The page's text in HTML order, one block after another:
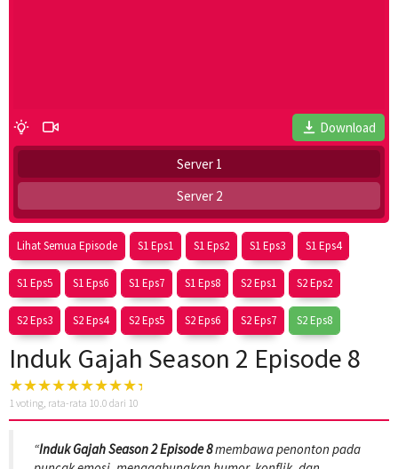
Download
Server 1
Server 2
Lihat Semua Episode S1 Eps1 S1 Eps2 S1 Eps3 S1 Eps4
S1 Eps5 S1 Eps6 S1 Eps7 S1 Eps8 S2 Eps1 S2 Eps2
S2 Eps3 S2 Eps4 S2 Eps5 S2 Eps6 S2 Eps7 S2 Eps8
Induk Gajah Season 2 Episode 8
1 voting, rata-rata 10.0 dari 10
“Induk Gajah Season 2 Episode 8membawa penonton pada